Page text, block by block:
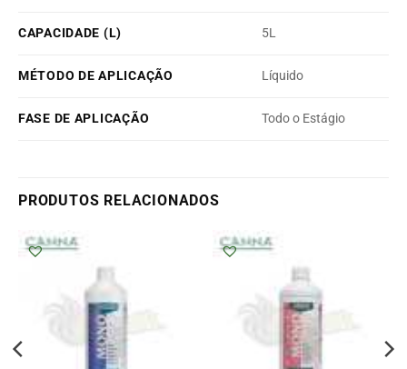
CAPACIDADE (L) 5L
MÉTODO DE APLICAÇÃO Líquido
FASE DE APLICAÇÃO Todo o Estágio
PRODUTOS RELACIONADOS